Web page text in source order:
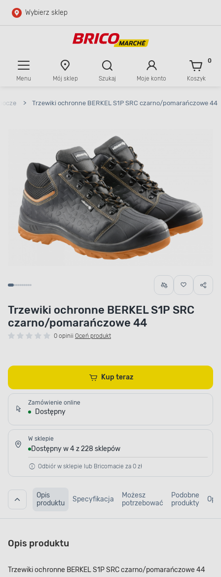
Przejdź do głównej zawartości
Wybierz sklep
Menu Mój sklep Szukaj Moje konto Koszyk
0
> Trzewiki ochronne BERKEL S1P SRC czarno/pomarańczowe 44
Trzewiki ochronne BERKEL S1P SRC
czarno/pomarańczowe 44
0 opinii Oceń produkt
Kup teraz
Zamówienie online
Dostępny
W sklepie
Dostępny w 4 z 228 sklepów
Odbiór w sklepie lub Bricomacie za 0 zł
Opis
produktu
Specyfikacja
Możesz
potrzebować
Podobne
produkty
Opis produktu
Trzewiki ochronne BERKEL S1P SRC czarno/pomarańczowe 44